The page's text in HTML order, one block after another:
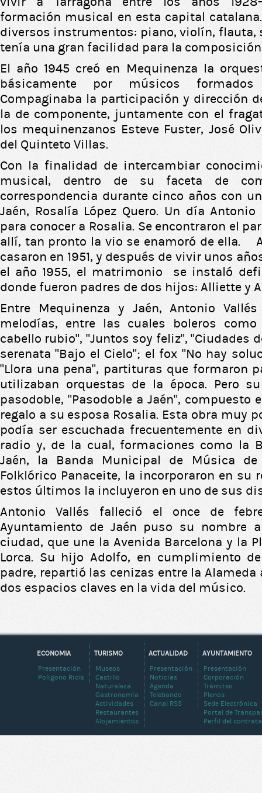
formación musical en esta capital
diversos instrumentos: piano, violín, flauta,
tenía una gran facilidad para la
El año 1945 creó en Mequinenza la
básicamente por músicos
Compaginaba la participación y dirección
la de componente, juntamente con el
los mequinenzanos Esteve Fuster, José
del Quinteto Villas.
Con la finalidad de intercambiar
musical, dentro de su faceta de
correspondencia durante cinco años con
Jaén, Rosalía López Quero. Un día
para conocer a Rosalia. Se encontraron el
allí, tan pronto la vio se enamoró de ella.
casaron en 1951, y después de vivir unos
el año 1955, el matrimonio se instaló
donde fueron padres de dos hijos: Alliette y
Entre Mequinenza y Jaén, Antonio
melodías, entre las cuales boleros como
cabello rubio”, “Juntos soy feliz”, “Ciudades
serenata “Bajo el Cielo”; el fox “No hay
“Llora una pena”, partituras que formaron
utilizaban orquestas de la época. Pero
pasodoble, “Pasodoble a Jaén”, compuesto
regalo a su esposa Rosalia. Esta obra muy
podía ser escuchada frecuentemente en
radio y, de la cual, formaciones como la
Jaén, la Banda Municipal de Música
Folklórico Panaceite, la incorporaron en su
estos últimos la incluyeron en uno de sus
Antonio Vallés falleció el once de
Ayuntamiento de Jaén puso su nombre
ciudad, que une la Avenida Barcelona y la
Lorca. Su hijo Adolfo, en cumplimiento
padre, repartió las cenizas entre la Alameda
dos espacios claves en la vida del músico.
AYUNTAMIENTO
Presentación
Corporación
Trámites
Plenos
Sede Electrónica
Portal de
Perfil del
ACTUALIDAD
Presentación
Noticias
Agenda
Telebando
Canal RSS
TURISMO
Museos
Castillo
Naturaleza
Gastronomía
Actividades
Restaurantes
Alojamientos
ECONOMIA
Presentación
Poligono Riols